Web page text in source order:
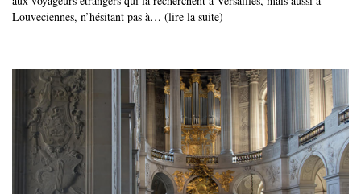
Louveciennes, n’hésitant pas à… (lire la suite)